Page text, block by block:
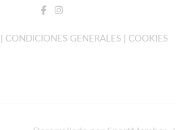
CONDICIONES GENERALES | COOKIES